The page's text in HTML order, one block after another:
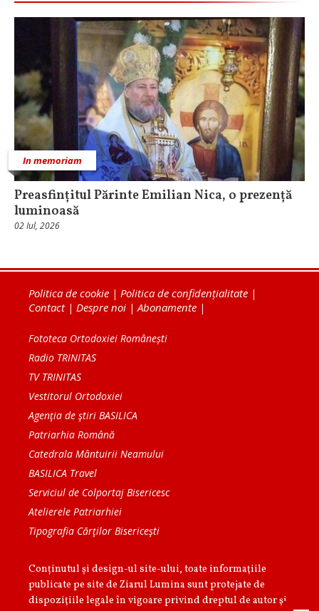
In memoriam
Preasfințitul Părinte Emilian Nica, o prezență
luminoasă
02 Iul, 2026
Politica de cookie | Politica de confidențialitate |
Contact| Despre noi | Abonamente |
Fototeca Ortodoxiei Românești
Radio TRINITAS
TV TRINITAS
Vestitorul Ortodoxiei
Agenţia de ştiri BASILICA
Patriarhia Română
Catedrala Mântuirii Neamului
BASILICA Travel
Serviciul de Colportaj Bisericesc
Atelierele Patriarhiei
Tipografia Cărţilor Bisericeşti
Conținutul și design-ul site-ului, toate informaţiile
publicate pe site de Ziarul Lumina sunt protejate de
dispoziţiile legale în vigoare privind dreptul de autor şi